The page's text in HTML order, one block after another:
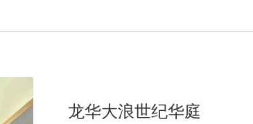
龙华大浪世纪华庭